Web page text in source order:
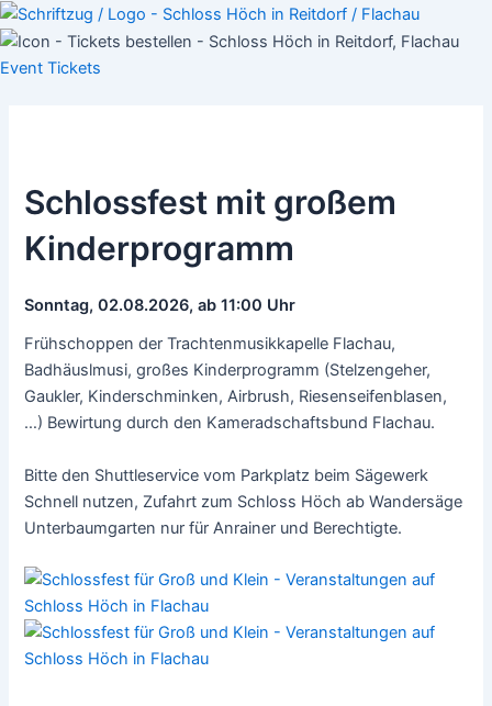
Skip
to
content
Event Tickets
Schlossfest mit großem
Kinderprogramm
Sonntag, 02.08.2026, ab 11:00 Uhr
Frühschoppen der Trachtenmusikkapelle Flachau,
Badhäuslmusi, großes Kinderprogramm (Stelzengeher,
Gaukler, Kinderschminken, Airbrush, Riesenseifenblasen,
…) Bewirtung durch den Kameradschaftsbund Flachau.
Bitte den Shuttleservice vom Parkplatz beim Sägewerk
Schnell nutzen, Zufahrt zum Schloss Höch ab Wandersäge
Unterbaumgarten nur für Anrainer und Berechtigte.
Post
navigation